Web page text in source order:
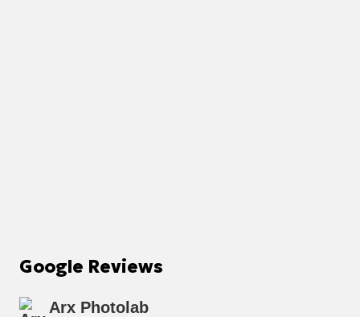
Google Reviews
Arx Photolab